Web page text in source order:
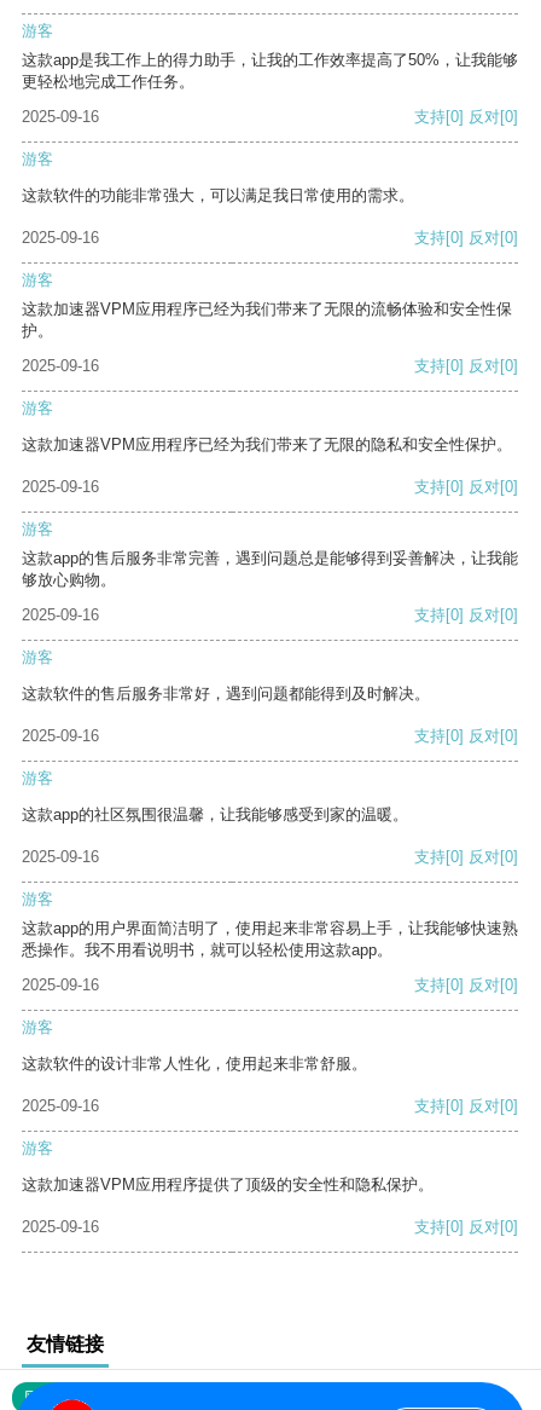
游客
这款app是我工作上的得力助手，让我的工作效率提高了50%，让我能够
更轻松地完成工作任务。
2025-09-16
支持[0] 反对[0]
游客
这款软件的功能非常强大，可以满足我日常使用的需求。
2025-09-16 支持[0] 反对[0]
游客
这款加速器VPM应用程序已经为我们带来了无限的流畅体验和安全性保
护。
2025-09-16
支持[0] 反对[0]
游客
这款加速器VPM应用程序已经为我们带来了无限的隐私和安全性保护。
2025-09-16 支持[0] 反对[0]
游客
这款app的售后服务非常完善，遇到问题总是能够得到妥善解决，让我能
够放心购物。
2025-09-16
支持[0] 反对[0]
游客
这款软件的售后服务非常好，遇到问题都能得到及时解决。
2025-09-16 支持[0] 反对[0]
游客
这款app的社区氛围很温馨，让我能够感受到家的温暖。
2025-09-16 支持[0] 反对[0]
游客
这款app的用户界面简洁明了，使用起来非常容易上手，让我能够快速熟
悉操作。我不用看说明书，就可以轻松使用这款app。
2025-09-16
支持[0] 反对[0]
游客
这款软件的设计非常人性化，使用起来非常舒服。
2025-09-16 支持[0] 反对[0]
游客
这款加速器VPM应用程序提供了顶级的安全性和隐私保护。
2025-09-16 支持[0] 反对[0]
友情链接
网站地图